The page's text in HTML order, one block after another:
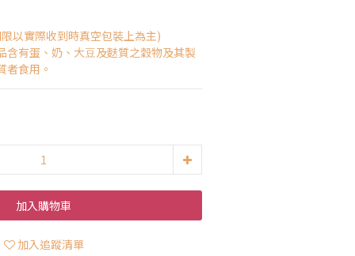
以實際收到時真空包裝上為主)
含有蛋、奶、⼤⾖及麩質之穀物及其製
者食⽤。
加入購物車
加入追蹤清單